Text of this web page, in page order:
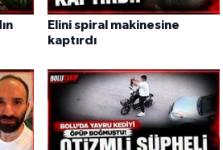
Elini spiral makinesine
kaptırdı